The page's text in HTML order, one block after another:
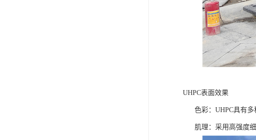
UHPC表面效果
色彩：UHPC具有多
肌理：采用高强度细